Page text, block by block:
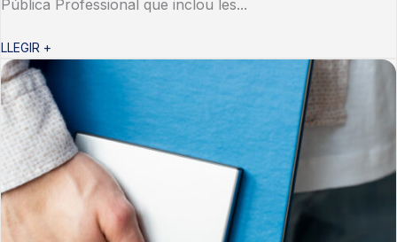
Pública Professional que inclou les...
LLEGIR +